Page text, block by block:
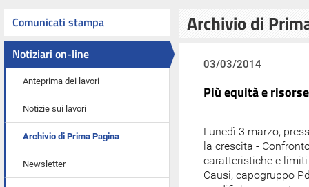
Comunicati stampa
Notiziari on-line
Anteprima dei lavori
Notizie sui lavori
Archivio di Prima Pagina
Newsletter
Archivio di
03/03/2014
Più equità e
Lunedì 3 marzo,
la crescita -
caratteristiche e
Causi, capogruppo